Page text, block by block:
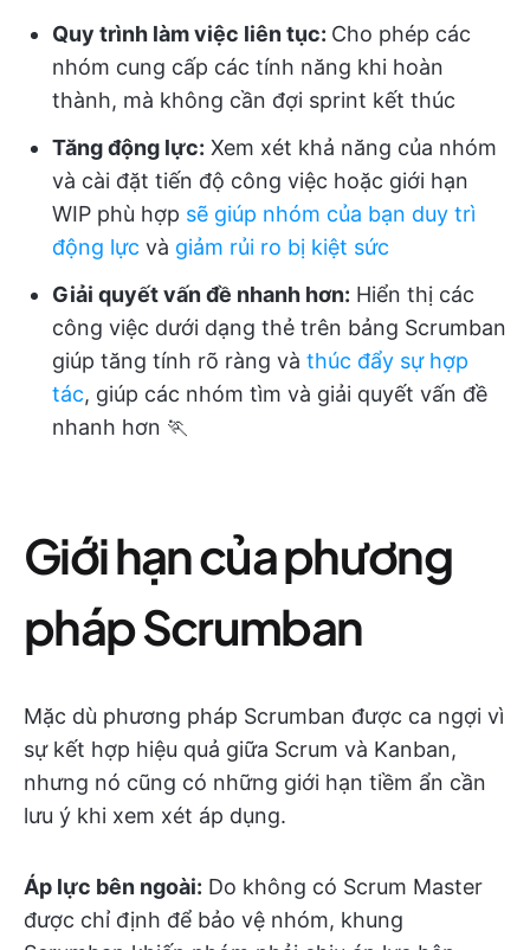
Quy trình làm việc liên tục: Cho phép các
nhóm cung cấp các tính năng khi hoàn
thành, mà không cần đợi sprint kết thúc
Tăng động lực: Xem xét khả năng của nhóm
và cài đặt tiến độ công việc hoặc giới hạn
WIP phù hợp sẽ giúp nhóm của bạn duy trì
động lực và giảm rủi ro bị kiệt sức
Giải quyết vấn đề nhanh hơn: Hiển thị các
công việc dưới dạng thẻ trên bảng Scrumban
giúp tăng tính rõ ràng và thúc đẩy sự hợp
tác, giúp các nhóm tìm và giải quyết vấn đề
nhanh hơn 🏃
Giới hạn của phương
pháp Scrumban
Mặc dù phương pháp Scrumban được ca ngợi vì
sự kết hợp hiệu quả giữa Scrum và Kanban,
nhưng nó cũng có những giới hạn tiềm ẩn cần
lưu ý khi xem xét áp dụng.
Áp lực bên ngoài: Do không có Scrum Master
được chỉ định để bảo vệ nhóm, khung